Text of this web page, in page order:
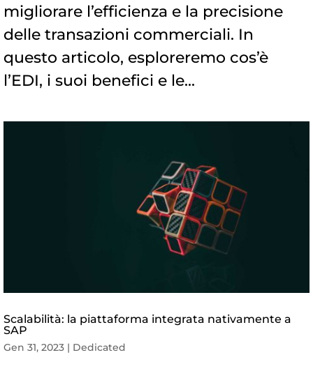
migliorare l’efficienza e la precisione
delle transazioni commerciali. In
questo articolo, esploreremo cos’è
l’EDI, i suoi benefici e le...
Scalabilità: la piattaforma integrata nativamente a
SAP
Gen 31, 2023 | Dedicated